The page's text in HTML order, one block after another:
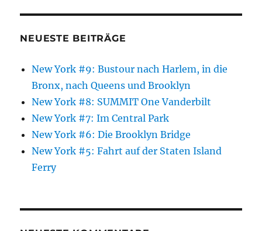
NEUESTE BEITRÄGE
New York #9: Bustour nach Harlem, in die
Bronx, nach Queens und Brooklyn
New York #8: SUMMIT One Vanderbilt
New York #7: Im Central Park
New York #6: Die Brooklyn Bridge
New York #5: Fahrt auf der Staten Island
Ferry